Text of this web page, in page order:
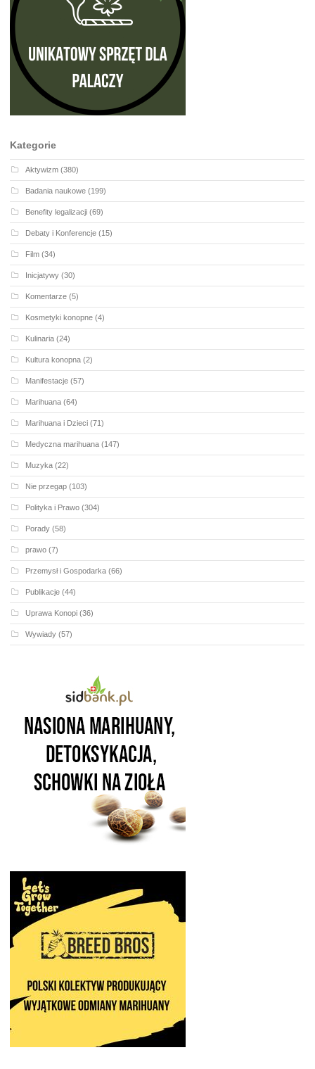
Kategorie
Aktywizm (380)
Badania naukowe (199)
Benefity legalizacji (69)
Debaty i Konferencje (15)
Film (34)
Inicjatywy (30)
Komentarze (5)
Kosmetyki konopne (4)
Kulinaria (24)
Kultura konopna (2)
Manifestacje (57)
Marihuana (64)
Marihuana i Dzieci (71)
Medyczna marihuana (147)
Muzyka (22)
Nie przegap (103)
Polityka i Prawo (304)
Porady (58)
prawo (7)
Przemysł i Gospodarka (66)
Publikacje (44)
Uprawa Konopi (36)
Wywiady (57)